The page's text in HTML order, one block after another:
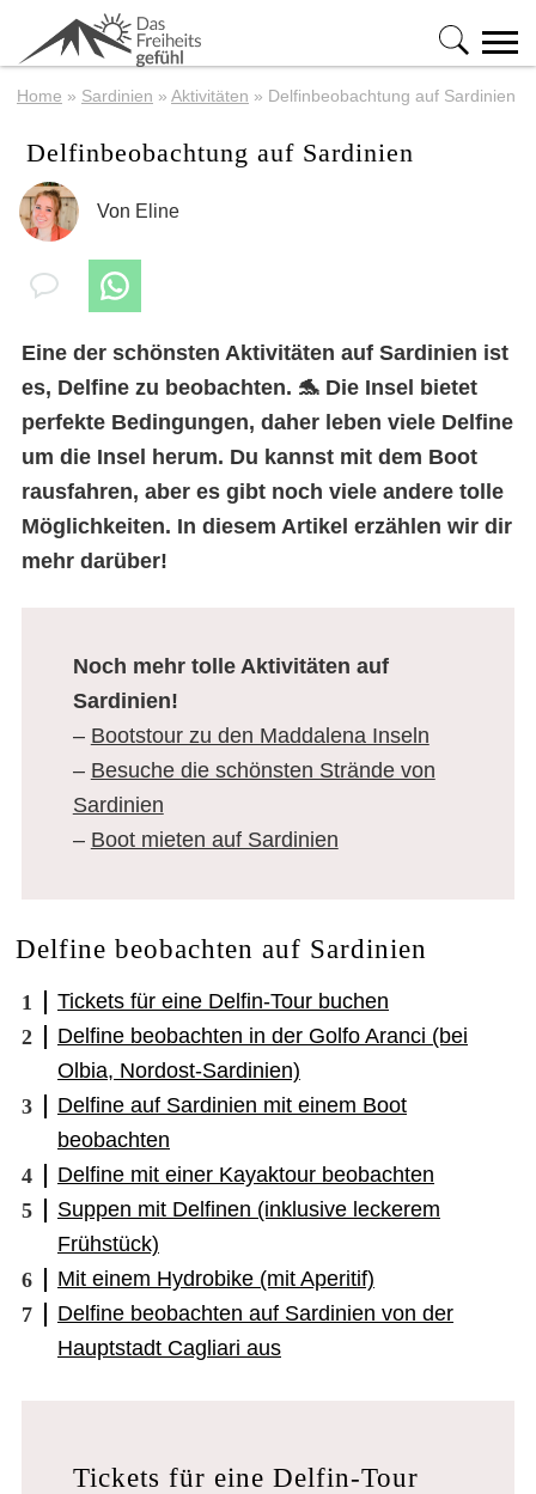
Home » Sardinien » Aktivitäten » Delfinbeobachtung auf Sardinien
Delfinbeobachtung auf Sardinien
Von Eline
Eine der schönsten Aktivitäten auf Sardinien ist
es, Delfine zu beobachten. 🐬 Die Insel bietet
perfekte Bedingungen, daher leben viele Delfine
um die Insel herum. Du kannst mit dem Boot
rausfahren, aber es gibt noch viele andere tolle
Möglichkeiten. In diesem Artikel erzählen wir dir
mehr darüber!
Noch mehr tolle Aktivitäten auf
Sardinien!
– Bootstour zu den Maddalena Inseln
– Besuche die schönsten Strände von
Sardinien
– Boot mieten auf Sardinien
Delfine beobachten auf Sardinien
Tickets für eine Delfin-Tour buchen
Delfine beobachten in der Golfo Aranci (bei
Olbia, Nordost-Sardinien)
Delfine auf Sardinien mit einem Boot
beobachten
Delfine mit einer Kayaktour beobachten
Suppen mit Delfinen (inklusive leckerem
Frühstück)
Mit einem Hydrobike (mit Aperitif)
Delfine beobachten auf Sardinien von der
Hauptstadt Cagliari aus
Tickets für eine Delfin-Tour